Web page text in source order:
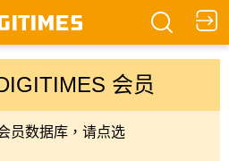
会员
员数据库，请点选